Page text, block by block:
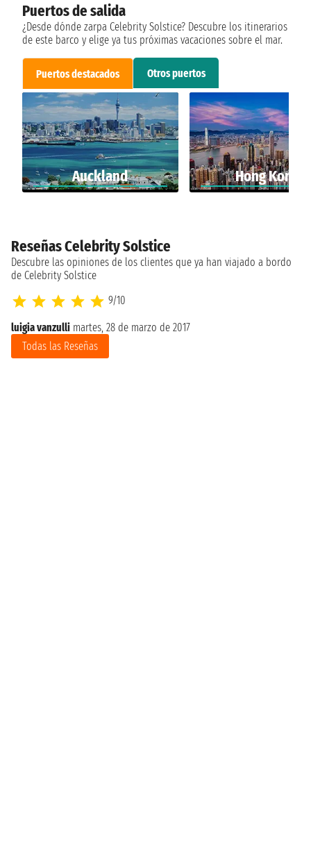
Puertos de salida
¿Desde dónde zarpa Celebrity Solstice? Descubre los itinerarios
de este barco y elige ya tus próximas vacaciones sobre el mar.
Puertos destacados Otros puertos
Auckland Hong Kong
Reseñas Celebrity Solstice
Descubre las opiniones de los clientes que ya han viajado a bordo
de Celebrity Solstice
9/10
luigia vanzulli martes, 28 de marzo de 2017
Todas las Reseñas